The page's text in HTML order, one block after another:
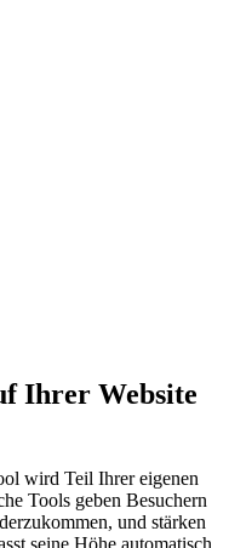
Ihrer Website
wird Teil Ihrer eigenen
Tools geben Besuchern
und stärken